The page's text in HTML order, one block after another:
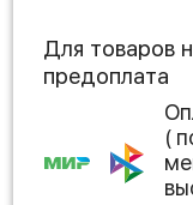
Для товаров
предоплата
(